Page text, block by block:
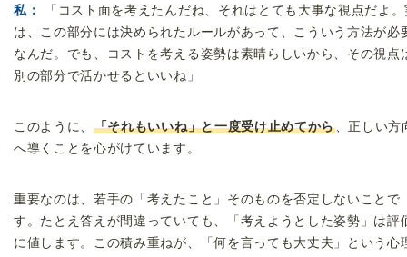
私：
「コスト面を考えたんだね、それはとても大事な視点だよ。
は、この部分には決められたルールがあって、こういう方法が必
なんだ。でも、コストを考える姿勢は素晴らしいから、その視点
別の部分で活かせるといいね」
このように、「それもいいね」と一度受け止めてから、正しい方
へ導くことを心がけています。
重要なのは、若手の「考えたこと」そのものを否定しないことで
す。たとえ答えが間違っていても、「考えようとした姿勢」は評
に値します。この積み重ねが、「何を言っても大丈夫」という心